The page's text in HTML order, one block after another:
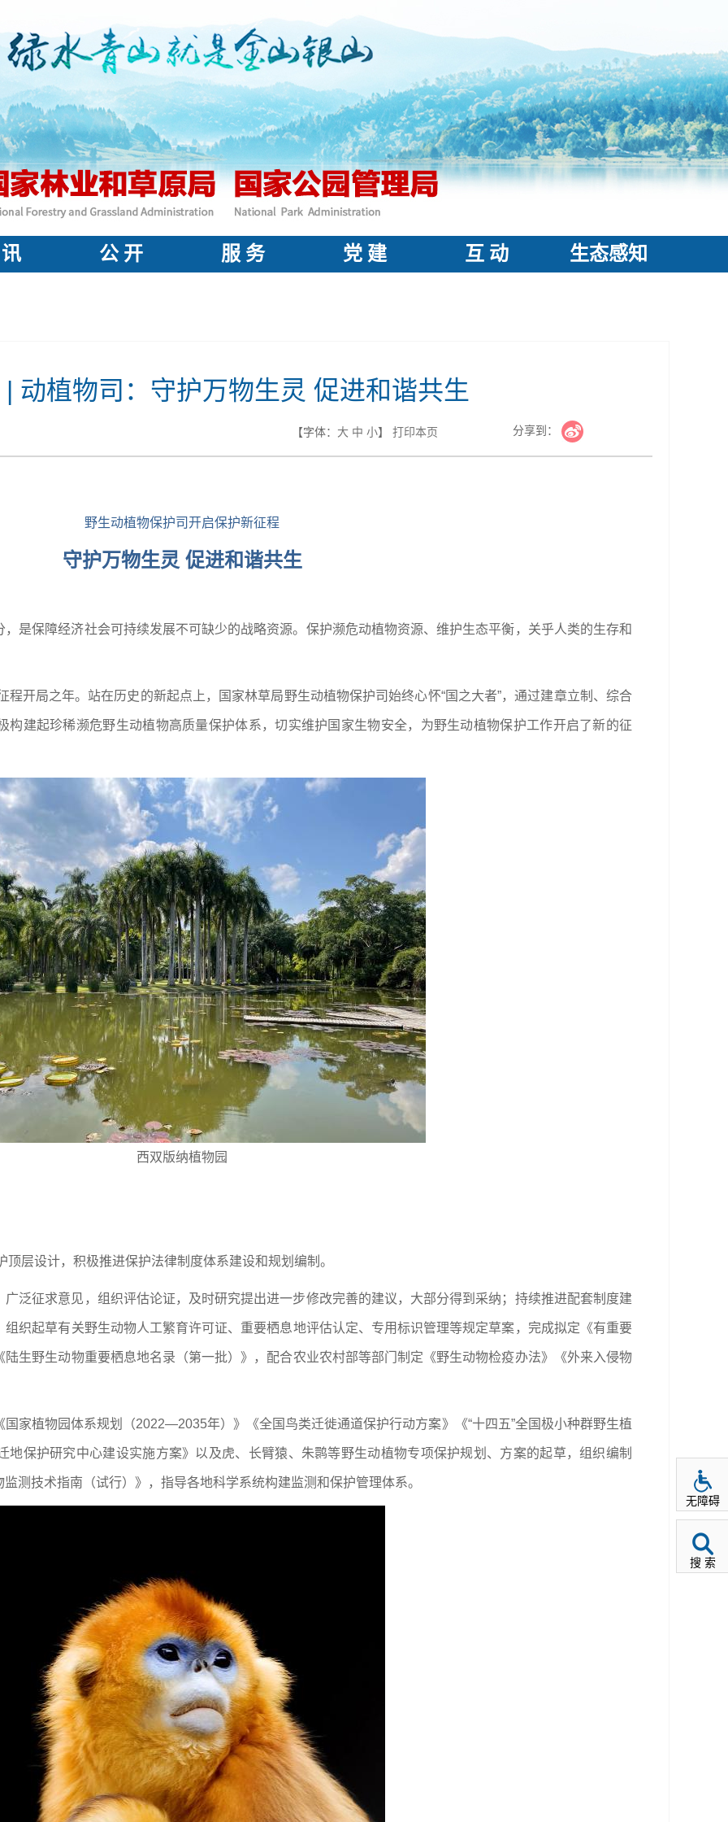
公 开 服 务 党 建 互 动 生态感知
动植物司：守护万物生灵 促进和谐共生
【字体： 大 中 小】 打印本页 分享到：
野生动植物保护司开启保护新征程
守护万物生灵 促进和谐共生
是保障经济社会可持续发展不可缺少的战略资源。保护濒危动植物资源、维护生态平衡，关乎人类的生存和
开局之年。站在历史的新起点上，国家林草局野生动植物保护司始终心怀“国之大者”，通过建章立制、综合
构建起珍稀濒危野生动植物高质量保护体系，切实维护国家生物安全，为野生动植物保护工作开启了新的征
西双版纳植物园
层设计，积极推进保护法律制度体系建设和规划编制。
泛征求意见，组织评估论证，及时研究提出进一步修改完善的建议，大部分得到采纳；持续推进配套制度建
织起草有关野生动物人工繁育许可证、重要栖息地评估认定、专用标识管理等规定草案，完成拟定《有重要
生野生动物重要栖息地名录（第一批）》，配合农业农村部等部门制定《野生动物检疫办法》《外来入侵物
家植物园体系规划（2022—2035年）》《全国鸟类迁徙通道保护行动方案》《“十四五”全国极小种群野生植
地保护研究中心建设实施方案》以及虎、长臂猿、朱鹮等野生动植物专项保护规划、方案的起草，组织编制
测技术指南（试行）》，指导各地科学系统构建监测和保护管理体系。
无障碍
搜 索